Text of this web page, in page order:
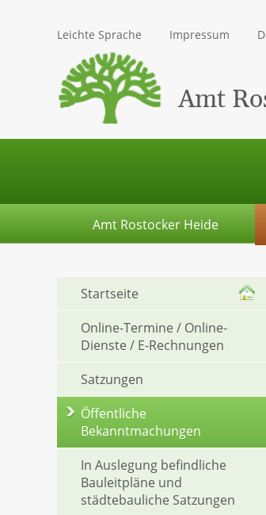
Amt
Leichte Sprache Impressum
Amt Rostocker Heide
Startseite
Online-Termine / Online-
Dienste / E-Rechnungen
Satzungen
Öffentliche
Bekanntmachungen
In Auslegung befindliche
Bauleitpläne und
städtebauliche Satzungen